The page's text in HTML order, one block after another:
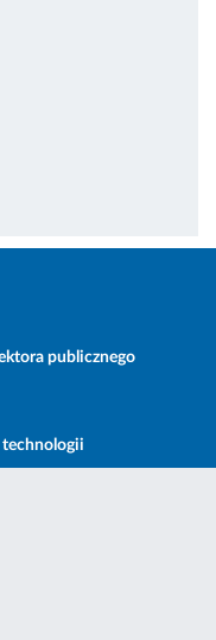
publicznego
technologii